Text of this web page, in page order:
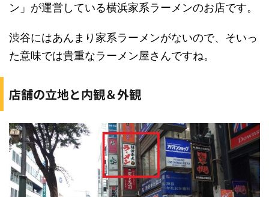
ン」が運営している横浜家系ラーメンのお店です。
渋谷にはあんまり家系ラーメンがないので、そいっ
た意味では貴重なラーメン屋さんですね。
店舗の立地と内観＆外観